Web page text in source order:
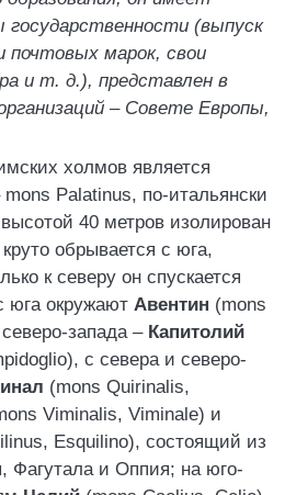
(выпуск
марок, свои
и т. д.), представлен в
– Совете Европы,
холмов является
Palatinus, по-итальянски
40 метров изолирован
обрывается с юга,
к северу он спускается
юга окружают Авентин (mons
запада – Капитолий
с севера и северо-
(mons Quirinalis,
Viminalis, Viminale) и
Esquilino), состоящий из
Фагутала и Оппия; на юго-